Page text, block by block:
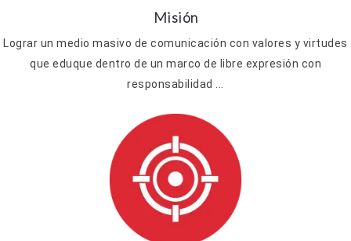
Misión
Lograr un medio masivo de comunicación con valores y virtudes
que eduque dentro de un marco de libre expresión con
responsabilidad ...